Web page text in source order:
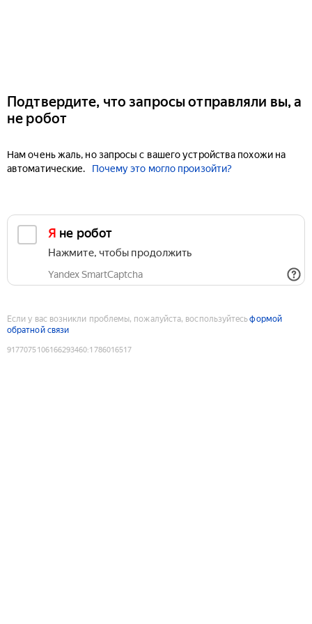
Подтвердите, что запросы отправляли вы, а
не робот
Нам очень жаль, но запросы с вашего устройства похожи на
автоматические.
Почему это могло произойти?
Я не робот
Нажмите, чтобы продолжить
Yandex SmartCaptcha
Если у вас возникли проблемы, пожалуйста, воспользуйтесьформой
обратной связи
9177075106166293460:1786016517